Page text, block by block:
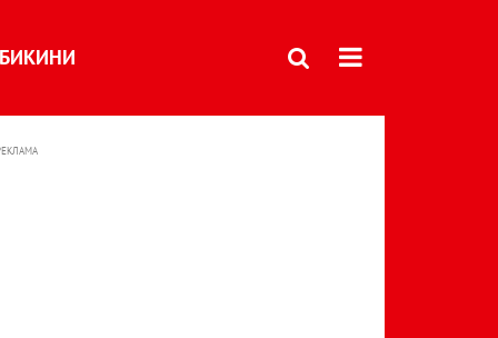
БИКИНИ